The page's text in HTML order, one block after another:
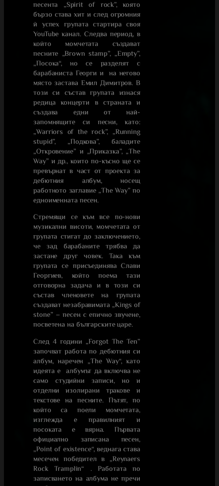
песента „Spirit of rock”, която
бързо става хит и след огромния
й успех групата стартира своя
YouTube канал. Следва период, в
който момчетата създават
песните „Brown stamp”, „Empty”,
„Посока“, но се разделят с
барабаниста Георги и на негово
място застава Емил Димитров. В
този си състав групата изнася
редица концерти в страната и
създава едни от най-
запомнящите си песни, като:
„Warriors of the rock”, „Running
stupid”, „Подкова”, баладите
„Откровение” и „Приказка”, „The
Way” и др., които по-късно ще се
превърнат в част от проекта за
дебютния албум, носещ
работното заглавие „The Way” по
едноименната песен.
Стремящи се към все по-нови
музикални висоти, момчетата от
групата стигат до заключението,
че зад барабаните трябва да
застане друг човек. Така към
групата се присъединява Слави
Георгиев, който поема тази
отговорна задача и в този си
състав членовете на групата
създават незабравимата „Kings of
stone” – песен с епично звучене,
посветена на българските царе.
След 4 години „Forgot The Ten”
започват работа по дебютния си
албум, наречен „The Way“, като
идеята е албумът да включва не
само студийни записи, но и
отделни изолирани тракове и
текстове на песните. Пътят, по
който са поели момчетата,
изглежда е правилният и
посоката е вярна. Първата
официално записана песен,
„Point of existence“, веднага става
месечен победител в „Reynaers
Rock Tramplin“ . Работата по
записването на албума не пречи